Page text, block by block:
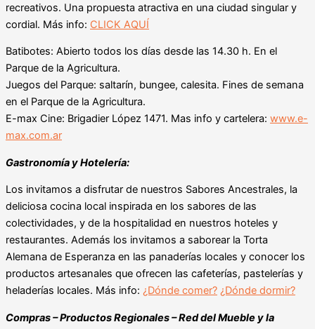
recreativos. Una propuesta atractiva en una ciudad singular y
cordial. Más info: CLICK AQUÍ
Batibotes: Abierto todos los días desde las 14.30 h. En el
Parque de la Agricultura.
Juegos del Parque: saltarín, bungee, calesita. Fines de semana
en el Parque de la Agricultura.
E-max Cine: Brigadier López 1471. Mas info y cartelera: www.e-
max.com.ar
Gastronomía y Hotelería:
Los invitamos a disfrutar de nuestros Sabores Ancestrales, la
deliciosa cocina local inspirada en los sabores de las
colectividades, y de la hospitalidad en nuestros hoteles y
restaurantes. Además los invitamos a saborear la Torta
Alemana de Esperanza en las panaderías locales y conocer los
productos artesanales que ofrecen las cafeterías, pastelerías y
heladerías locales. Más info: ¿Dónde comer? ¿Dónde dormir?
Compras – Productos Regionales – Red del Mueble y la